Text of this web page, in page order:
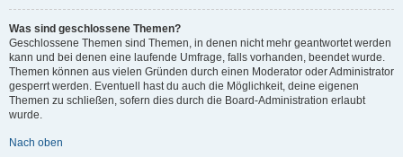
Was sind geschlossene Themen?
Geschlossene Themen sind Themen, in denen nicht mehr geantwortet werden
kann und bei denen eine laufende Umfrage, falls vorhanden, beendet wurde.
Themen können aus vielen Gründen durch einen Moderator oder Administrator
gesperrt werden. Eventuell hast du auch die Möglichkeit, deine eigenen
Themen zu schließen, sofern dies durch die Board-Administration erlaubt
wurde.
Nach oben